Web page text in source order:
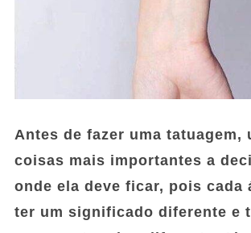
Antes de fazer uma tatuagem,
coisas mais importantes a
onde ela deve ficar, pois cada
ter um significado diferente e